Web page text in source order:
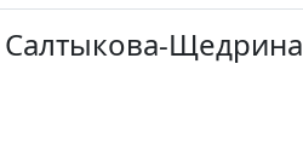
Щедрина